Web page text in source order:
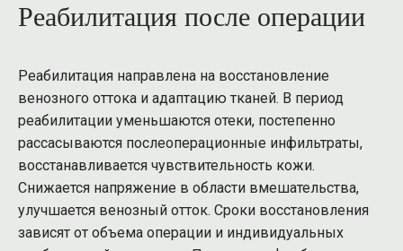
Реабилитация после операции
Реабилитация направлена на восстановление
венозного оттока и адаптацию тканей. В период
реабилитации уменьшаются отеки, постепенно
рассасываются послеоперационные инфильтраты,
восстанавливается чувствительность кожи.
Снижается напряжение в области вмешательства,
улучшается венозный отток. Сроки восстановления
зависят от объема операции и индивидуальных